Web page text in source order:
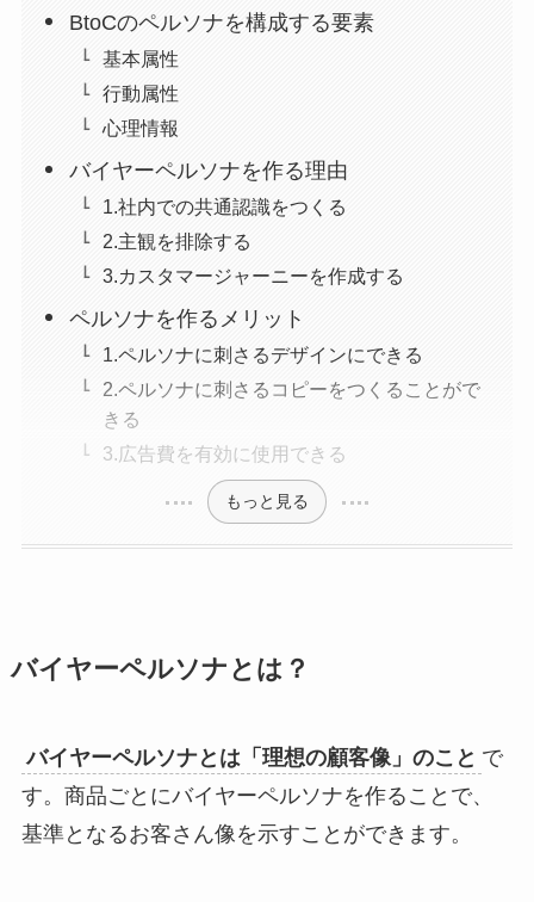
BtoCのペルソナを構成する要素
基本属性
行動属性
心理情報
バイヤーペルソナを作る理由
1.社内での共通認識をつくる
2.主観を排除する
3.カスタマージャーニーを作成する
ペルソナを作るメリット
1.ペルソナに刺さるデザインにできる
2.ペルソナに刺さるコピーをつくることがで
きる
3.広告費を有効に使用できる
もっと見る
バイヤーペルソナとは？
バイヤーペルソナとは「理想の顧客像」のこと で
す。商品ごとにバイヤーペルソナを作ることで、
基準となるお客さん像を示すことができます。